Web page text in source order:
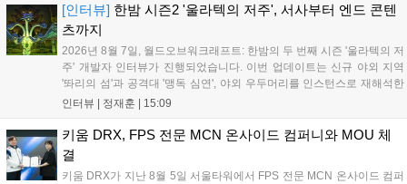
김영만 회장은 10년 만에 재추진되는 이번 시상식이 e스포츠의
성과와 가치를 널리 알리는 권위 있는 행사가 되도록 노력하겠다
고 밝혔습니다....
[인터뷰] 한밤 시즌2 '울라텍의 저주', 서사부터 엔드 콘텐
츠까지
2026년 8월 7일, 월드오브워크래프트: 한밤의 두 번째 시즌 '울라텍의 저
주' 개발자 인터뷰가 진행되었습니다. 이번 업데이트는 신규 야외 지역
'똬리의 섬'과 공격대 '맹독 심연', 야외 우두머리를 인스턴스로 재해석한
'소굴'을 포함합니다. 개발진은 하우징 시스템 개선 및 신화+ 던전 로테이
를 표했습니다....
인터뷰 | 정재훈 15:09
키움 DRX, FPS 전문 MCN 온사이드 컴퍼니와 MOU 체
결
키움 DRX가 지난 8월 5일 서울타워에서 FPS 전문 MCN 온사이드 컴퍼